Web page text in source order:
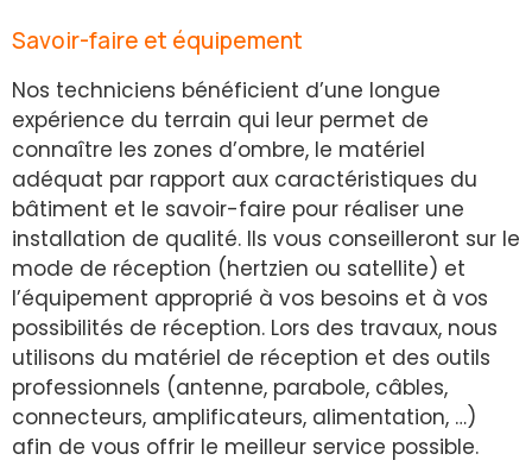
Savoir-faire et équipement
Nos techniciens bénéficient d’une longue
expérience du terrain qui leur permet de
connaître les zones d’ombre, le matériel
adéquat par rapport aux caractéristiques du
bâtiment et le savoir-faire pour réaliser une
installation de qualité. Ils vous conseilleront sur le
mode de réception (hertzien ou satellite) et
l’équipement approprié à vos besoins et à vos
possibilités de réception. Lors des travaux, nous
utilisons du matériel de réception et des outils
professionnels (antenne, parabole, câbles,
connecteurs, amplificateurs, alimentation, …)
afin de vous offrir le meilleur service possible.